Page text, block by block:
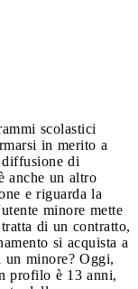
scolastici
in merito a
diffusione di
anche un altro
e riguarda la
minore mette
di un contratto,
si acquista a
un minore? Oggi,
profilo è 13 anni,